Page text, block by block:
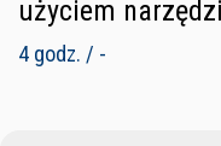
użyciem
4 godz. / -